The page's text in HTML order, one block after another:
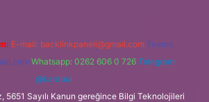
E-mail: backlinkpaneli@gmail.com Teams:
Whatsapp: 0262 606 0 726 Telegram:
@karabul
5651 Sayılı Kanun gereğince Bilgi Teknolojileri